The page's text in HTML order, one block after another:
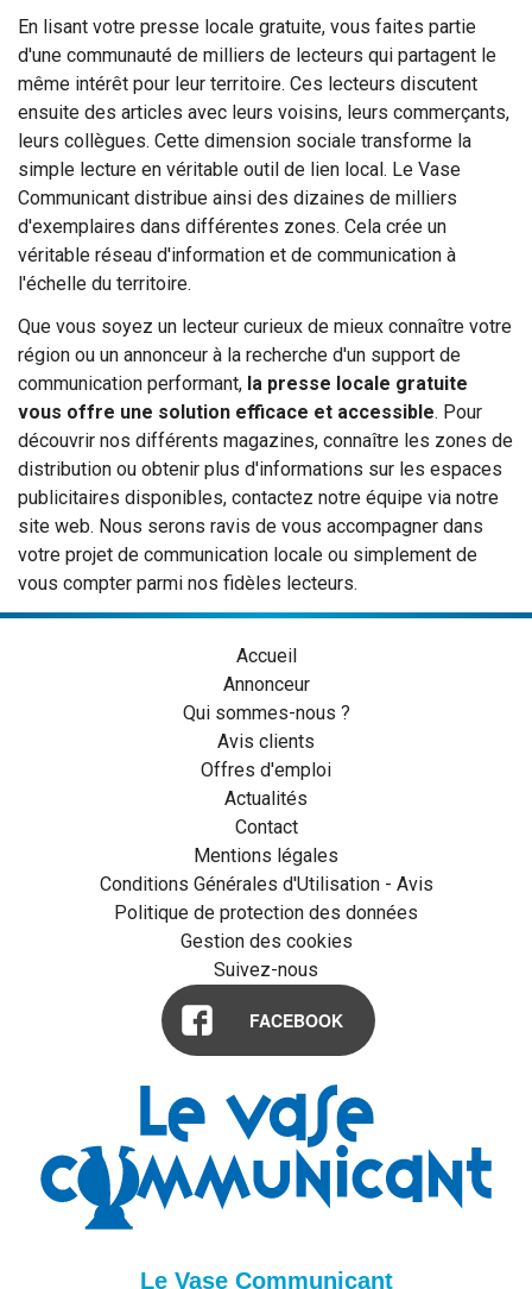
En lisant votre presse locale gratuite, vous faites partie
d'une communauté de milliers de lecteurs qui partagent le
même intérêt pour leur territoire. Ces lecteurs discutent
ensuite des articles avec leurs voisins, leurs commerçants,
leurs collègues. Cette dimension sociale transforme la
simple lecture en véritable outil de lien local. Le Vase
Communicant distribue ainsi des dizaines de milliers
d'exemplaires dans différentes zones. Cela crée un
véritable réseau d'information et de communication à
l'échelle du territoire.
Que vous soyez un lecteur curieux de mieux connaître votre
région ou un annonceur à la recherche d'un support de
communication performant, la presse locale gratuite
vous offre une solution efficace et accessible. Pour
découvrir nos différents magazines, connaître les zones de
distribution ou obtenir plus d'informations sur les espaces
publicitaires disponibles, contactez notre équipe via notre
site web. Nous serons ravis de vous accompagner dans
votre projet de communication locale ou simplement de
vous compter parmi nos fidèles lecteurs.
Accueil
Annonceur
Qui sommes-nous ?
Avis clients
Offres d'emploi
Actualités
Contact
Mentions légales
Conditions Générales d'Utilisation - Avis
Politique de protection des données
Gestion des cookies
Suivez-nous
FACEBOOK
Le Vase Communicant